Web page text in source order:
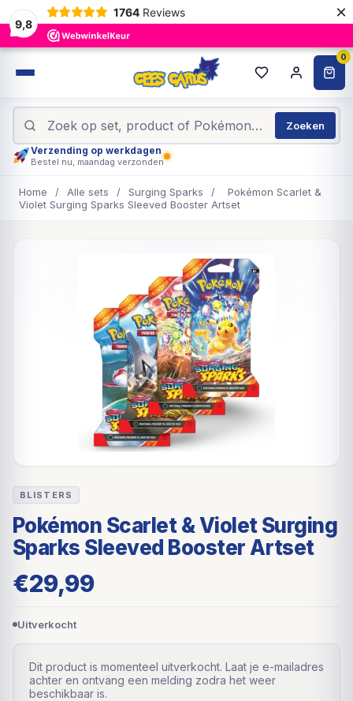
9,8
1764 Reviews ×
0
Zoeken
Verzending op werkdagen
Bestel nu, maandag verzonden
Home / Alle sets / Surging Sparks /
Pokémon Scarlet &
Violet Surging Sparks Sleeved Booster Artset
BLISTERS
Pokémon Scarlet & Violet Surging
Sparks Sleeved Booster Artset
€29,99
Uitverkocht
Dit product is momenteel uitverkocht. Laat je e-mailadres
achter en ontvang een melding zodra het weer
beschikbaar is.